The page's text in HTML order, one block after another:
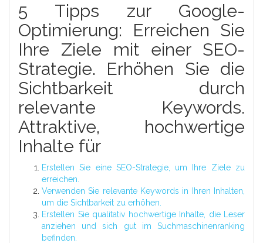
5 Tipps zur Google-
Optimierung: Erreichen Sie
Ihre Ziele mit einer SEO-
Strategie. Erhöhen Sie die
Sichtbarkeit durch
relevante Keywords.
Attraktive, hochwertige
Inhalte für
Erstellen Sie eine SEO-Strategie, um Ihre Ziele zu
erreichen.
Verwenden Sie relevante Keywords in Ihren Inhalten,
um die Sichtbarkeit zu erhöhen.
Erstellen Sie qualitativ hochwertige Inhalte, die Leser
anziehen und sich gut im Suchmaschinenranking
befinden.